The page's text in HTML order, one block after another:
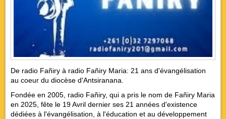
De radio Fañiry à radio Fañiry Maria: 21 ans d'évangélisation
au coeur du diocèse d'Antsiranana.
Fondée en 2005, radio Fañiry, qui a pris le nom de Fañiry Maria
en 2025, fête le 19 Avril dernier ses 21 années d'existence
dédiées à l'évangélisation, à l'éducation et au développement